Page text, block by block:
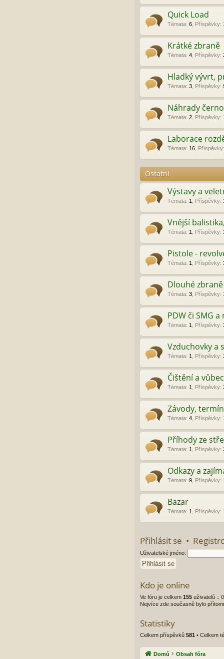
Quick Load
Témata: 6, Příspěvky:
Krátké zbraně
Témata: 4, Příspěvky:
Hladký vývrt,
Témata: 3, Příspěvky:
Náhrady
Témata: 2, Příspěvky:
Laborace
Témata: 16, Příspěvky:
Ostatní
Výstavy a
Témata: 1 Příspěvky:
Vnější
Témata: 1 Příspěvky:
Pistole -
Témata: 1 Příspěvky:
Dlouhé zbraně
Témata: 3, Příspěvky:
PDW či SMG a
Témata: 1 Příspěvky:
Vzduchovky a
Témata: 1 Příspěvky:
Čištění a
Témata: 1 Příspěvky:
Závody,
Témata: 4, Příspěvky:
Příhody ze
Témata: 1 Příspěvky:
Odkazy a
Témata: 9, Příspěvky:
Bazar
Témata: 1 Příspěvky:
Přihlásit se •
Uživatelské jméno:
Kdo je online
Ve fóru je celkem 155uživatelů ::
Nejvíce zde současně bylo
Statistiky
Celkem příspěvků 581 • Celkem
Domů Obsah fóra